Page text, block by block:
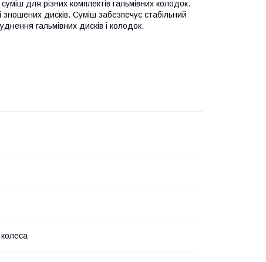
для різних комплектів гальмівних колодок.
дисків. Суміш забезпечує стабільний
гальмівних дисків і колодок.